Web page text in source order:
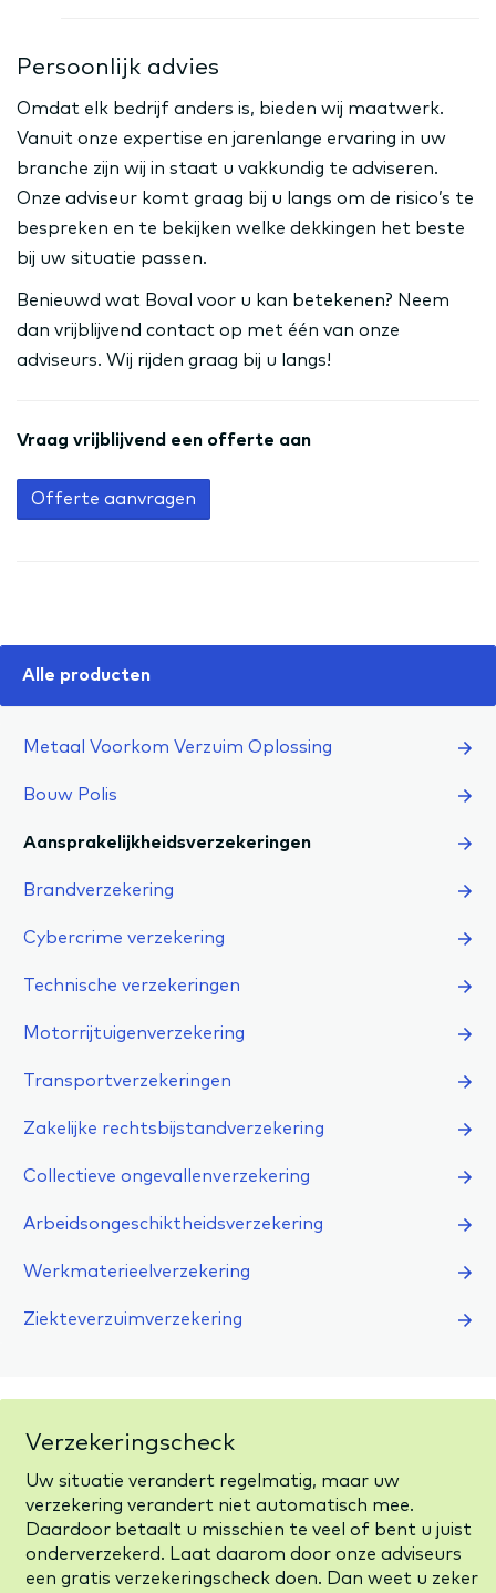
Persoonlijk advies
Omdat elk bedrijf anders is, bieden wij maatwerk.
Vanuit onze expertise en jarenlange ervaring in uw
branche zijn wij in staat u vakkundig te adviseren.
Onze adviseur komt graag bij u langs om de risico’s te
bespreken en te bekijken welke dekkingen het beste
bij uw situatie passen.
Benieuwd wat Boval voor u kan betekenen? Neem
dan vrijblijvend contact op met één van onze
adviseurs. Wij rijden graag bij u langs!
Vraag vrijblijvend een offerte aan
Offerte aanvragen
Alle producten
Metaal Voorkom Verzuim Oplossing
Bouw Polis
Aansprakelijkheidsverzekeringen
Brandverzekering
Cybercrime verzekering
Technische verzekeringen
Motorrijtuigenverzekering
Transportverzekeringen
Zakelijke rechtsbijstandverzekering
Collectieve ongevallenverzekering
Arbeidsongeschiktheidsverzekering
Werkmaterieelverzekering
Ziekteverzuimverzekering
Verzekeringscheck
Uw situatie verandert regelmatig, maar uw
verzekering verandert niet automatisch mee.
Daardoor betaalt u misschien te veel of bent u juist
onderverzekerd. Laat daarom door onze adviseurs
een gratis verzekeringscheck doen. Dan weet u zeker